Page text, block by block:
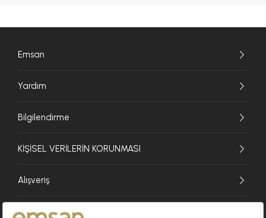
Emsan
Yardım
Bilgilendirme
KİŞİSEL VERİLERİN KORUNMASI
Alışveriş